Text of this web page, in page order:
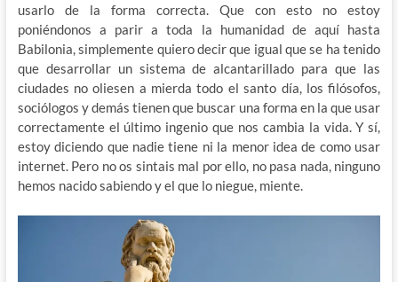
usarlo de la forma correcta. Que con esto no estoy
poniéndonos a parir a toda la humanidad de aquí hasta
Babilonia, simplemente quiero decir que igual que se ha tenido
que desarrollar un sistema de alcantarillado para que las
ciudades no oliesen a mierda todo el santo día, los filósofos,
sociólogos y demás tienen que buscar una forma en la que usar
correctamente el último ingenio que nos cambia la vida. Y sí,
estoy diciendo que nadie tiene ni la menor idea de como usar
internet. Pero no os sintais mal por ello, no pasa nada, ninguno
hemos nacido sabiendo y el que lo niegue, miente.